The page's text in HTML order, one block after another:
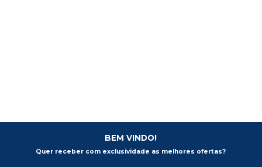
BEM VINDO!
Quer receber com exclusividade as melhores ofertas?